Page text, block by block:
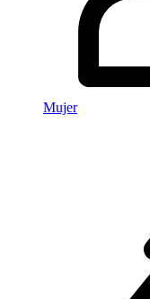
Mujer